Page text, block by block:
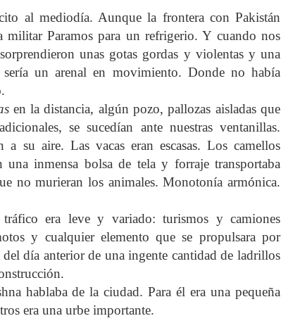
al mediodía. Aunque la frontera con Pakistán
militar Paramos para un refrigerio. Y cuando nos
unas gotas gordas y violentas y una
un arenal en movimiento. Donde no había
en la distancia, algún pozo, pallozas aisladas que
se sucedían ante nuestras ventanillas.
a su aire. Las vacas eran escasas. Los camellos
una inmensa bolsa de tela y forraje transportaba
no murieran los animales. Monotonía armónica.
era leve y variado: turismos y camiones
y cualquier elemento que se propulsara por
día anterior de una ingente cantidad de ladrillos
hablaba de la ciudad. Para él era una pequeña
era una urbe importante.